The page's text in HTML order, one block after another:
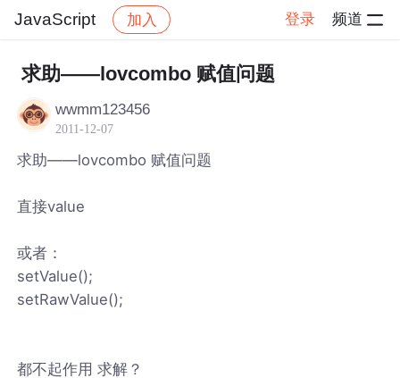
JavaScript 加入 登录 频道
社区 JavaScript 帖子详情
求助——lovcombo 赋值问题
wwmm123456
2011-12-07
求助——lovcombo 赋值问题
直接value
或者：
setValue();
setRawValue();
都不起作用 求解？